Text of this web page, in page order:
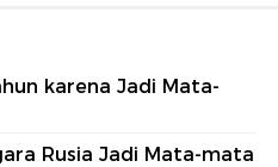
karena Jadi Mata-
Rusia Jadi Mata-mata